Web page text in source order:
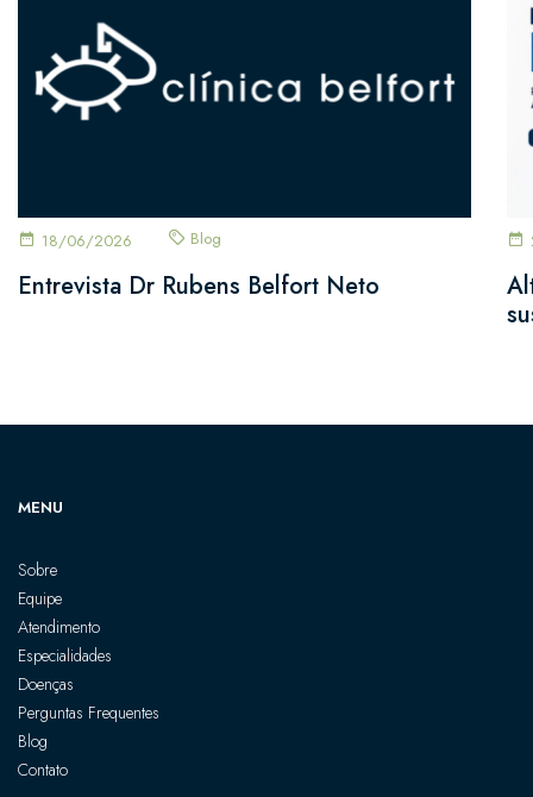
18/06/2026 Blog
Entrevista Dr Rubens Belfort Neto
MENU
Sobre
Equipe
Atendimento
Especialidades
Doenças
Perguntas Frequentes
Blog
Contato